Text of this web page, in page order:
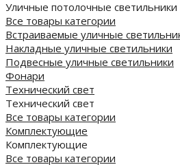
Уличные потолочные светильники
Все товары категории
Встраиваемые уличные
Накладные уличные светильники
Подвесные уличные светильники
Фонари
Технический свет
Технический свет
Все товары категории
Комплектующие
Комплектующие
Все товары категории